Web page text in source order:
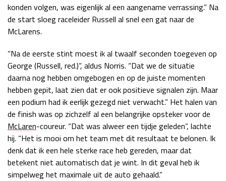
GP QATAR 2026
Kwalificatie
za 19:00 - 20:00
Race
zo 17:00 - 19:00
Race
zo 14:00 - 16:00
konden volgen, was eigenlijk al een aangename verrassing.” Na
de start sloeg raceleider Russell al snel een gat naar de
McLarens.
“Na de eerste stint moest ik al twaalf seconden toegeven op
George (Russell, red.)”, aldus Norris. “Dat we de situatie
daarna nog hebben omgebogen en op de juiste momenten
hebben gepit, laat zien dat er ook positieve signalen zijn. Maar
een podium had ik eerlijk gezegd niet verwacht.” Het halen van
de finish was op zichzelf al een belangrijke opsteker voor de
McLaren-coureur. “Dat was alweer een tijdje geleden”, lachte
hij. “Het is mooi om het team met dit resultaat te belonen. Ik
denk dat ik een hele sterke race heb gereden, maar dat
betekent niet automatisch dat je wint. In dit geval heb ik
simpelweg het maximale uit de auto gehaald.”